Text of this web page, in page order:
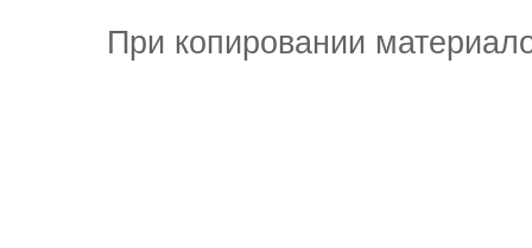
При копировании